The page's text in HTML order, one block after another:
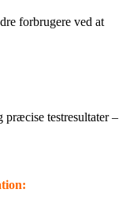
forbrugere ved at
præcise testresultater –